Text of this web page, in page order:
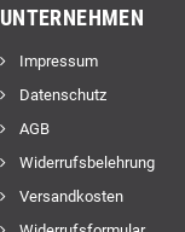
UNTERNEHMEN
Impressum
Datenschutz
AGB
Widerrufsbelehrung
Versandkosten